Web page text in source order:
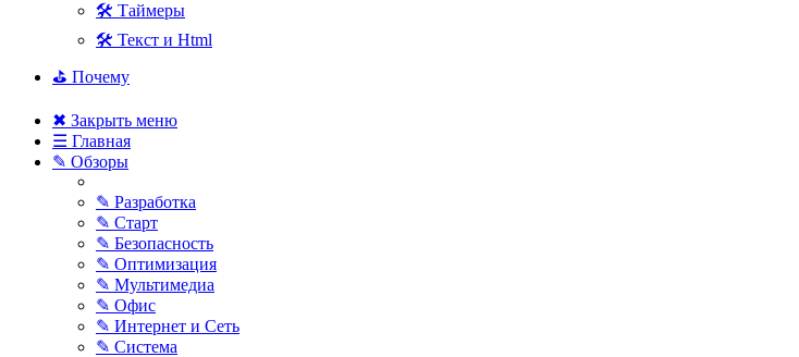
🛠 Таймеры
🛠 Текст и Html
⛳ Почему
✖ Закрыть меню
☰ Главная
✎ Обзоры
✎ Разработка
✎ Старт
✎ Безопасность
✎ Оптимизация
✎ Мультимедиа
✎ Офис
✎ Интернет и Сеть
✎ Система